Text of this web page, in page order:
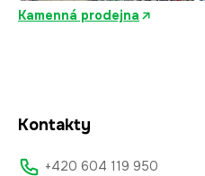
Kamenná prodejna
Kontakty
+420 604 119 950